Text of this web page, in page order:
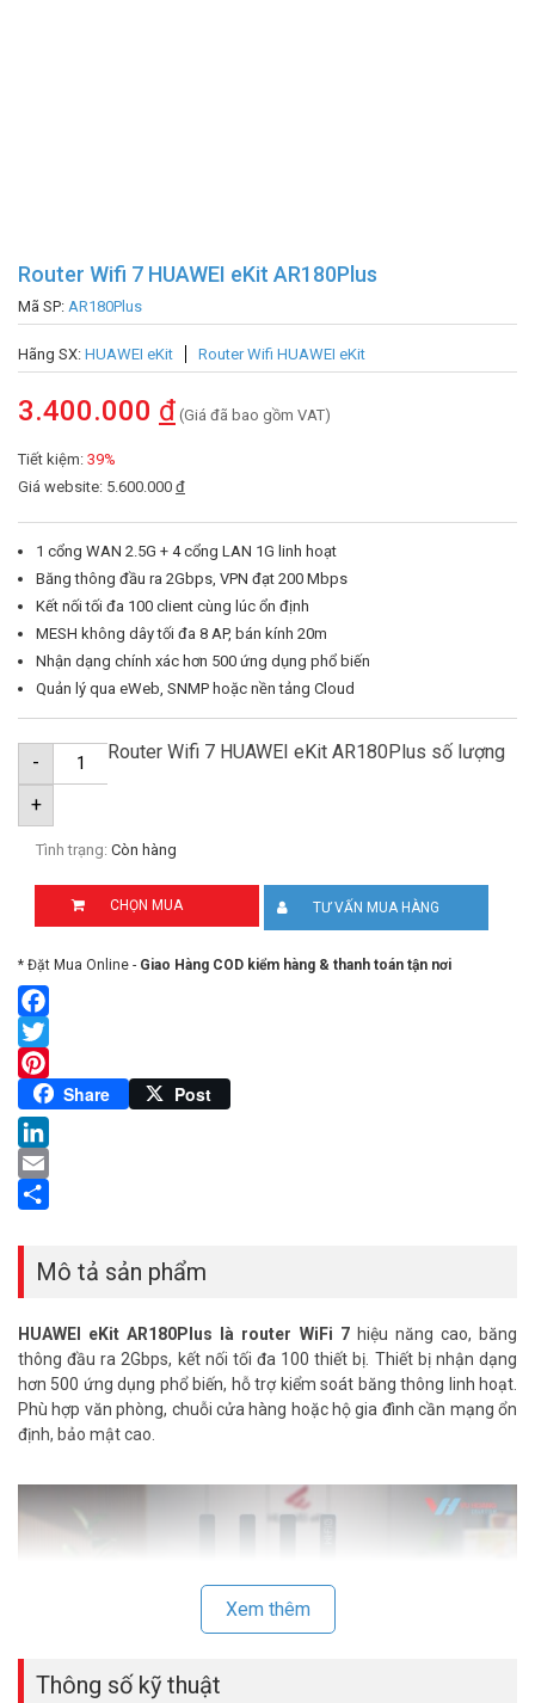
Router Wifi 7 HUAWEI eKit AR180Plus
Mã SP: AR180Plus
Hãng SX: HUAWEI eKit Router Wifi HUAWEI eKit
3.400.000 đ (Giá đã bao gồm VAT)
Tiết kiệm: 39%
Giá website: 5.600.000 đ
1 cổng WAN 2.5G + 4 cổng LAN 1G linh hoạt
Băng thông đầu ra 2Gbps, VPN đạt 200 Mbps
Kết nối tối đa 100 client cùng lúc ổn định
MESH không dây tối đa 8 AP, bán kính 20m
Nhận dạng chính xác hơn 500 ứng dụng phổ biến
Quản lý qua eWeb, SNMP hoặc nền tảng Cloud
- Router Wifi 7 HUAWEI eKit AR180Plus số lượng
+
Tình trạng: Còn hàng
CHỌN MUA TƯ VẤN MUA HÀNG
* Đặt Mua Online - Giao Hàng COD kiểm hàng & thanh toán tận nơi
Facebook
Twitter
Pinterest
Share Post
LinkedIn
Email
Mô tả sản phẩm
HUAWEI eKit AR180Plus là router WiFi 7hiệu năng cao, băng
thông đầu ra 2Gbps, kết nối tối đa 100 thiết bị. Thiết bị nhận dạng
hơn 500 ứng dụng phổ biến, hỗ trợ kiểm soát băng thông linh hoạt.
Phù hợp văn phòng, chuỗi cửa hàng hoặc hộ gia đình cần mạng ổn
định, bảo mật cao.
Xem thêm
Thông số kỹ thuật